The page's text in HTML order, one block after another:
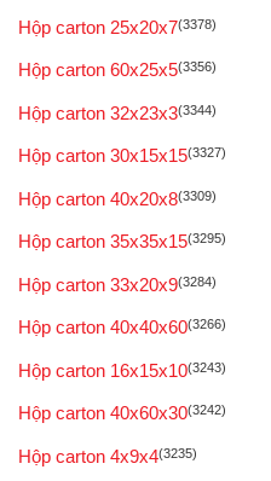
Hộp carton 25x20x7(3378)
Hộp carton 60x25x5(3356)
Hộp carton 32x23x3(3344)
Hộp carton 30x15x15(3327)
Hộp carton 40x20x8(3309)
Hộp carton 35x35x15(3295)
Hộp carton 33x20x9(3284)
Hộp carton 40x40x60(3266)
Hộp carton 16x15x10(3243)
Hộp carton 40x60x30(3242)
Hộp carton 4x9x4(3235)